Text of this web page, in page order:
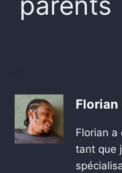
Florian
Florian a
tant que